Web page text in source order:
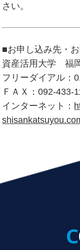
さい。
■お申し込み先・
資産活用大学 福
フリーダイアル：
ＦＡＸ：092-433-
インターネット：